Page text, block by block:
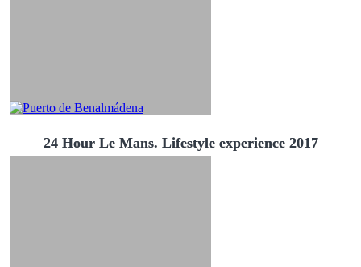
24 Hour Le Mans. Lifestyle experience 2017